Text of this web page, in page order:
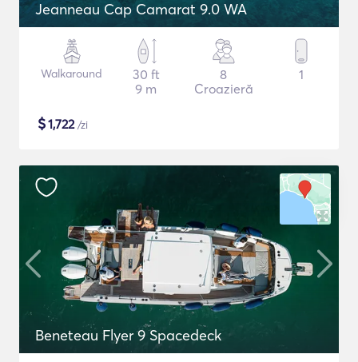
Jeanneau Cap Camarat 9.0 WA
Walkaround
30 ft
9 m
8
Croazieră
1
$1,722/zi
Beneteau Flyer 9 Spacedeck